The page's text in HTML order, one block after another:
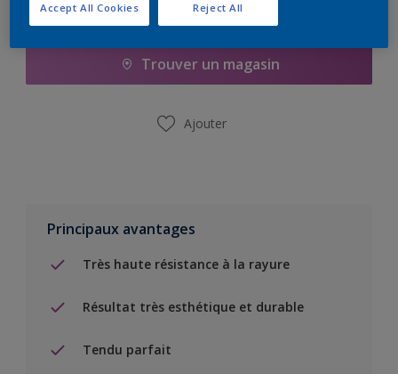
Ajouter à la liste d’achats
Trouver un magasin
Ajouter
Principaux avantages
Très haute résistance à la rayure
Résultat très esthétique et durable
Tendu parfait
Reject All
Accept All Cookies